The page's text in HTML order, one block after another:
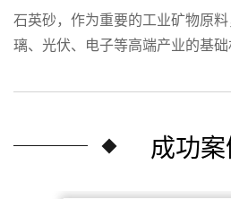
石英砂，作为重要的工业矿物原
璃、光伏、电子等高端产业的基
附加值的粉体，离不开一套专业
文将从设备、工艺到应用，为您
成功